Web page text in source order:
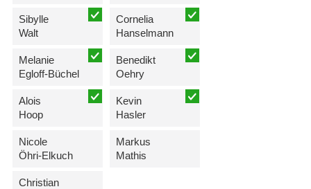
Sibylle
Walt
Melanie
Egloff-Büchel
Alois
Hoop
Nicole
Öhri-Elkuch
Christian
Cornelia
Hanselmann
Benedikt
Oehry
Kevin
Hasler
Markus
Mathis